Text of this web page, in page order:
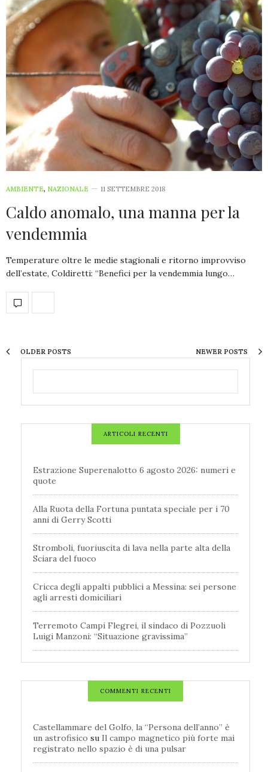
AMBIENTE, NAZIONALE 11 SETTEMBRE 2018
Caldo anomalo, una manna per la
vendemmia
Temperature oltre le medie stagionali e ritorno improvviso
dell’estate, Coldiretti: “Benefici per la vendemmia lungo…
OLDER POSTS NEWER POSTS
ARTICOLI RECENTI
Estrazione Superenalotto 6 agosto 2026: numeri e
quote
Alla Ruota della Fortuna puntata speciale per i 70
anni di Gerry Scotti
Stromboli, fuoriuscita di lava nella parte alta della
Sciara del fuoco
Cricca degli appalti pubblici a Messina: sei persone
agli arresti domiciliari
Terremoto Campi Flegrei, il sindaco di Pozzuoli
Luigi Manzoni: “Situazione gravissima”
COMMENTI RECENTI
Castellammare del Golfo, la “Persona dell’anno” è
un astrofisico su Il campo magnetico più forte mai
registrato nello spazio è di una pulsar